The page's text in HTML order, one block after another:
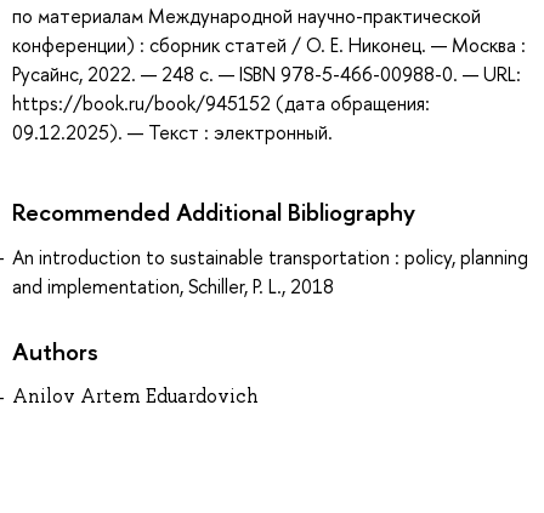
по материалам Международной научно-практической
конференции) : сборник статей / О. Е. Никонец. — Москва :
Русайнс, 2022. — 248 с. — ISBN 978-5-466-00988-0. — URL:
https://book.ru/book/945152 (дата обращения:
09.12.2025). — Текст : электронный.
Recommended Additional Bibliography
An introduction to sustainable transportation : policy, planning
and implementation, Schiller, P. L., 2018
Authors
Anilov Artem Eduardovich